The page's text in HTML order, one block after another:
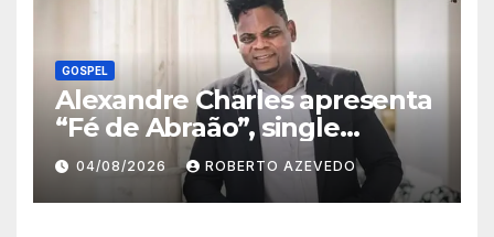
GOSPEL
Alexandre Charles apresenta
“Fé de Abraão”, single
inspirado na confiança que
transforma o impossível em
promessa
04/08/2026 ROBERTO AZEVEDO